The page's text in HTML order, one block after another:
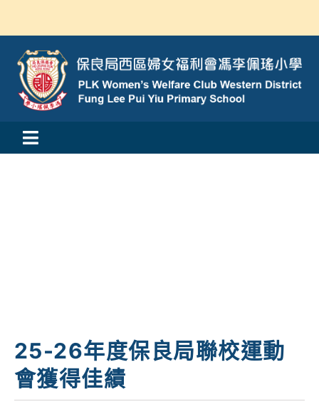
content
Toggle
我們的成就
對外聯繫
25-26年度保良局聯校運動
會獲得佳績